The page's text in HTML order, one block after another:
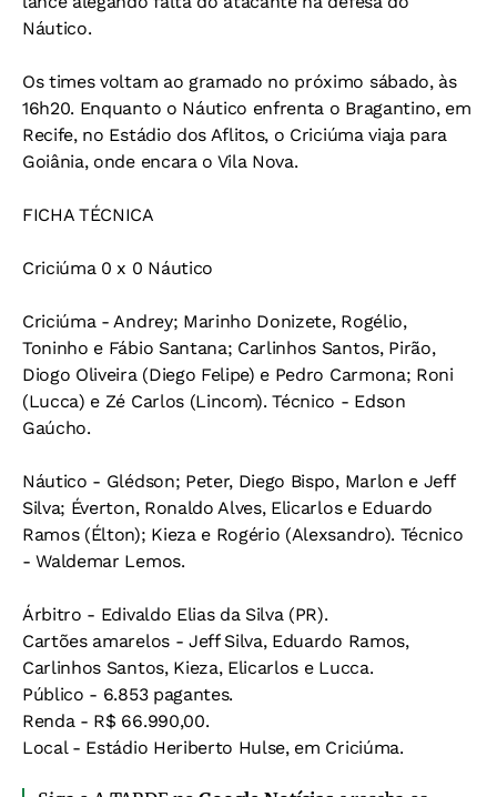
Náutico.
Os times voltam ao gramado no próximo sábado, às
16h20. Enquanto o Náutico enfrenta o Bragantino, em
Recife, no Estádio dos Aflitos, o Criciúma viaja para
Goiânia, onde encara o Vila Nova.
FICHA TÉCNICA
Criciúma 0 x 0 Náutico
Criciúma - Andrey; Marinho Donizete, Rogélio,
Toninho e Fábio Santana; Carlinhos Santos, Pirão,
Diogo Oliveira (Diego Felipe) e Pedro Carmona; Roni
(Lucca) e Zé Carlos (Lincom). Técnico - Edson
Gaúcho.
Náutico - Glédson; Peter, Diego Bispo, Marlon e Jeff
Silva; Éverton, Ronaldo Alves, Elicarlos e Eduardo
Ramos (Élton); Kieza e Rogério (Alexsandro). Técnico
- Waldemar Lemos.
Árbitro - Edivaldo Elias da Silva (PR).
Cartões amarelos - Jeff Silva, Eduardo Ramos,
Carlinhos Santos, Kieza, Elicarlos e Lucca.
Público - 6.853 pagantes.
Renda - R$ 66.990,00.
Local - Estádio Heriberto Hulse, em Criciúma.